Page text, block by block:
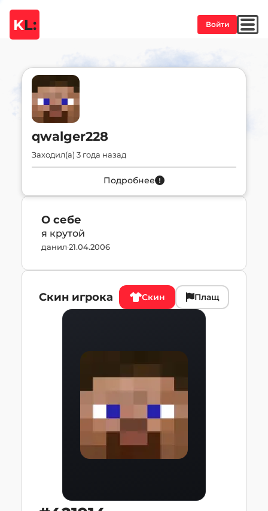
KL: Войти
qwalger228
Заходил(а) 3 года назад
Подробнее
О себе
я крутой
данил·21.04.2006
Скин игрока Скин Плащ